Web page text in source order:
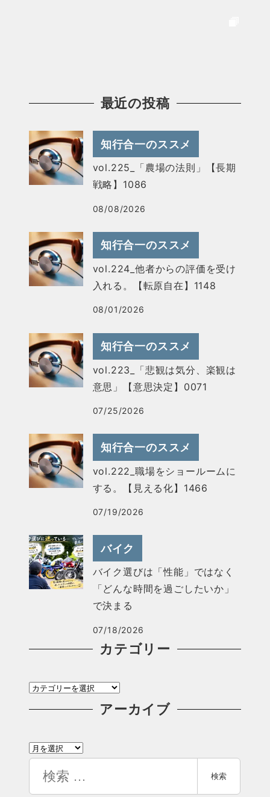
最近の投稿
知行合一のススメ
vol.225_「農場の法則」【長期
戦略】1086
08/08/2026
知行合一のススメ
vol.224_他者からの評価を受け
入れる。【転原自在】1148
08/01/2026
知行合一のススメ
vol.223_「悲観は気分、楽観は
意思」【意思決定】0071
07/25/2026
知行合一のススメ
vol.222_職場をショールームに
する。【見える化】1466
07/19/2026
バイク
バイク選びは「性能」ではなく
「どんな時間を過ごしたいか」
で決まる
07/18/2026
カテゴリー
カ
テ
リ
アーカイブ
ア
カ
索
検索